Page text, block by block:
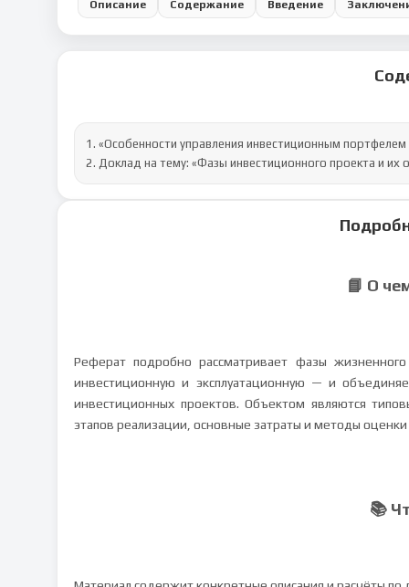
Описание Содержание Введение
1. «Особенности управления инвестиционным
2. Доклад на тему: «Фазы инвестиционного проекта и их
📘 О
Реферат подробно рассматривает фазы
инвестиционную и эксплуатационную — и
инвестиционных проектов. Объектом являются
этапов реализации, основные затраты и методы
📚